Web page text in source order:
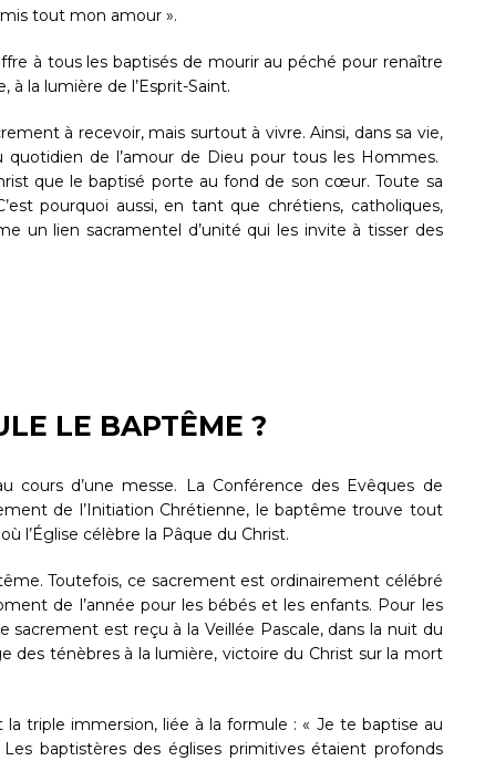
tout mon amour ».
à tous les baptisés de mourir au péché pour renaître
à la lumière de l’Esprit-Saint.
à recevoir, mais surtout à vivre. Ainsi, dans sa vie,
de l’amour de Dieu pour tous les Hommes.
que le baptisé porte au fond de son cœur. Toute sa
pourquoi aussi, en tant que chrétiens, catholiques,
un lien sacramentel d’unité qui les invite à tisser des
LE BAPTÊME ?
d’une messe. La Conférence des Evêques de
de l’Initiation Chrétienne, le baptême trouve tout
l’Église célèbre la Pâque du Christ.
Toutefois, ce sacrement est ordinairement célébré
de l’année pour les bébés et les enfants. Pour les
sacrement est reçu à la Veillée Pascale, dans la nuit du
des ténèbres à la lumière, victoire du Christ sur la mort
triple immersion, liée à la formule : « Je te baptise au
baptistères des églises primitives étaient profonds